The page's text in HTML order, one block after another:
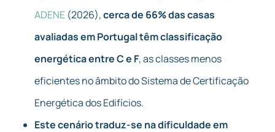
ADENE (2026),cerca de 66% das casas
avaliadas em Portugal têm classificação
energética entre C e F, as classes menos
eficientes no âmbito do Sistema de Certificação
Energética dos Edifícios.
Este cenário traduz-se na dificuldade em